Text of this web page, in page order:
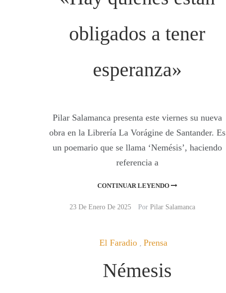
obligados a tener
esperanza»
Pilar Salamanca presenta este viernes su nueva
obra en la Librería La Vorágine de Santander. Es
un poemario que se llama ‘Nemésis’, haciendo
referencia a
CONTINUAR LEYENDO
23 De Enero De 2025 Por Pilar Salamanca
El Faradio Prensa
Némesis